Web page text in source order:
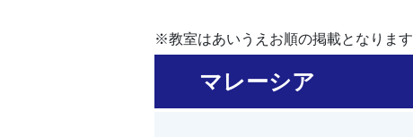
※教室はあいうえお順の掲載となります
マレーシア